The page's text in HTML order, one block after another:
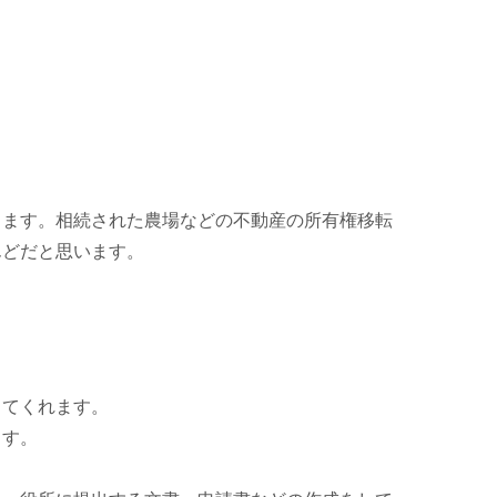
す。相続された農場などの不動産の所有権移転
だと思います。
くれます。
。